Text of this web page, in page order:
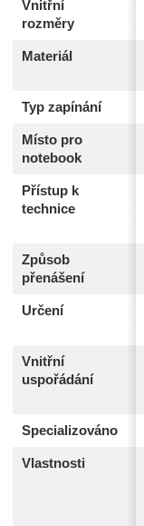
Vnitřní
rozměry
Materiál
Typ zapínání
Místo pro
notebook
Přístup k
technice
Způsob
přenášení
Určení
Vnitřní
uspořádání
Specializováno
Vlastnosti